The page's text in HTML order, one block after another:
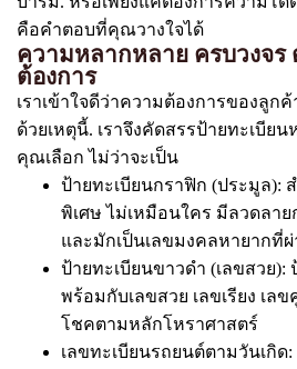
คือคำตอบที่คุณวางใจได้
ความหลากหลาย ครบวงจร
ต้องการ
เราเข้าใจดีว่าความต้องการของลูก
ด้วยเหตุนี้. เราจึงคัดสรรป้ายทะเบีย
คุณเลือก ไม่ว่าจะเป็น
ป้ายทะเบียนกราฟิก (ประมูล):
พิเศษ ไม่เหมือนใคร มีลวดลา
และมักเป็นเลขมงคลหายากที่
ป้ายทะเบียนขาวดำ (เลขสวย
พร้อมกับเลขสวย เลขเรียง เล
โชคตามหลักโหราศาสตร์
เลขทะเบียนรถยนต์ตามวันเกิด